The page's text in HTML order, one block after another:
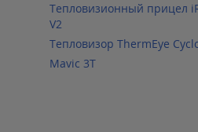
Тепловизионный прицел
V2
Тепловизор ThermEye
Mavic 3T